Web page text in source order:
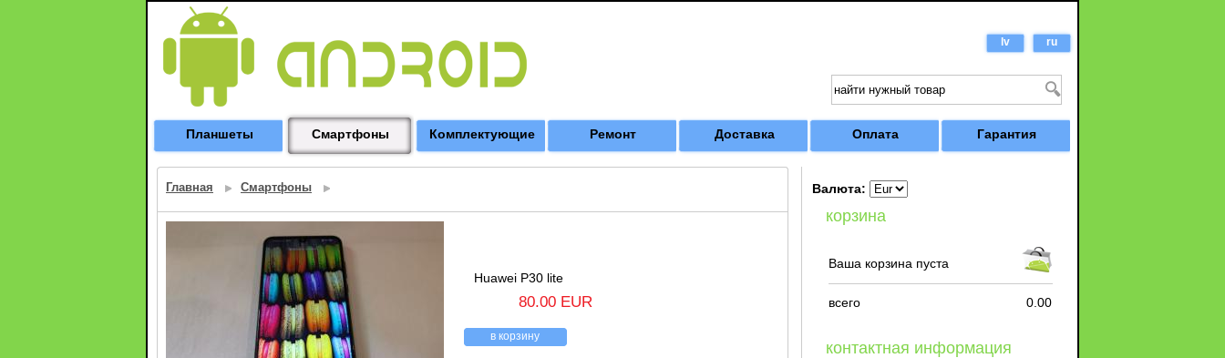
lv ru
Планшеты Смартфоны Комплектующие Ремонт Доставка Оплата Гарантия
Главная Смартфоны
Huawei P30 lite
80.00 EUR
в корзину
Валюта:
корзина
Ваша корзина пуста
всего 0.00
контактная информация